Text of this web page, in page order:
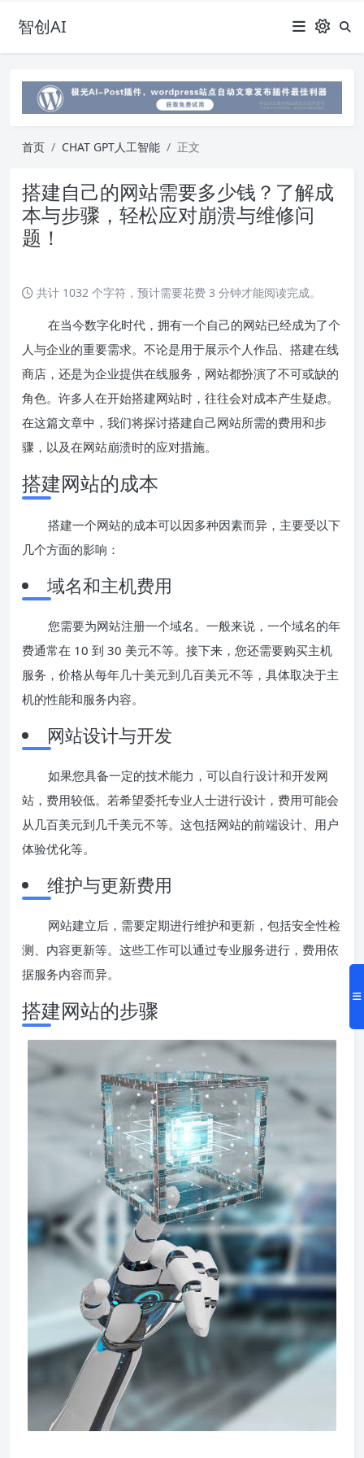
智创AI
首页 CHAT GPT人工智能 正文
搭建自己的网站需要多少钱？了解成
本与步骤，轻松应对崩溃与维修问
题！
共计 1032 个字符，预计需要花费 3 分钟才能阅读完成。
在当今数字化时代，拥有一个自己的网站已经成为了个
人与企业的重要需求。不论是用于展示个人作品、搭建在线
商店，还是为企业提供在线服务，网站都扮演了不可或缺的
角色。许多人在开始搭建网站时，往往会对成本产生疑虑。
在这篇文章中，我们将探讨搭建自己网站所需的费用和步
骤，以及在网站崩溃时的应对措施。
搭建网站的成本
搭建一个网站的成本可以因多种因素而异，主要受以下
几个方面的影响：
域名和主机费用
您需要为网站注册一个域名。一般来说，一个域名的年
费通常在 10 到 30 美元不等。接下来，您还需要购买主机
服务，价格从每年几十美元到几百美元不等，具体取决于主
机的性能和服务内容。
网站设计与开发
如果您具备一定的技术能力，可以自行设计和开发网
站，费用较低。若希望委托专业人士进行设计，费用可能会
从几百美元到几千美元不等。这包括网站的前端设计、用户
体验优化等。
维护与更新费用
网站建立后，需要定期进行维护和更新，包括安全性检
测、内容更新等。这些工作可以通过专业服务进行，费用依
据服务内容而异。
搭建网站的步骤